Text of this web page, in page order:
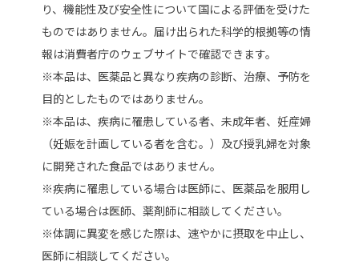
り、機能性及び安全性について国による評価を受けた
ものではありません。届け出られた科学的根拠等の情
報は消費者庁のウェブサイトで確認できます。
※本品は、医薬品と異なり疾病の診断、治療、予防を
⽬的としたものではありません。
※本品は、疾病に罹患している者、未成年者、妊産婦
（妊娠を計画している者を含む。）及び授乳婦を対象
に開発された⾷品ではありません。
※疾病に罹患している場合は医師に、医薬品を服⽤し
ている場合は医師、薬剤師に相談してください。
※体調に異変を感じた際は、速やかに摂取を中⽌し、
医師に相談してください。